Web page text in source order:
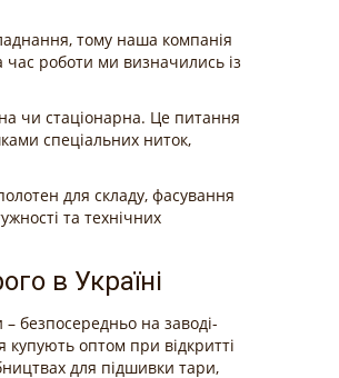
тому наша компанія
час роботи ми визначились із
чи стаціонарна. Це питання
спеціальних ниток,
для складу, фасування
та технічних
в Україні
безпосередньо на заводі-
купують оптом при відкритті
для підшивки тари,